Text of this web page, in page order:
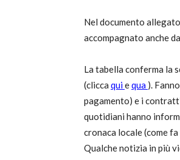
Nel documento
accompagnato anche
La tabella conferma la
(clicca quiequa ).
pagamento) e i
quotidiani hanno
cronaca locale (come
Qualche notizia in più